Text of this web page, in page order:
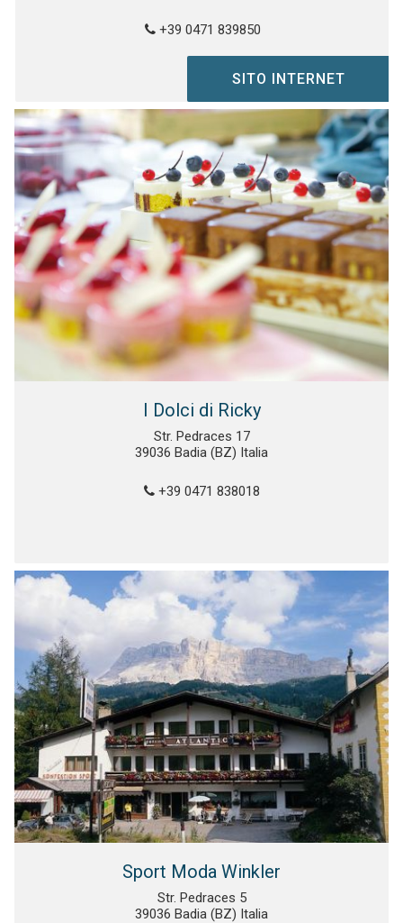
+39 0471 839850
SITO INTERNET
I Dolci di Ricky
Str. Pedraces 17
39036 Badia (BZ) Italia
+39 0471 838018
Sport Moda Winkler
Str. Pedraces 5
39036 Badia (BZ) Italia